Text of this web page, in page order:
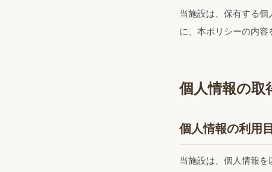
当施設は、保有する
に、本ポリシーの内容
個人情報の取
個人情報の利用
当施設は、個人情報